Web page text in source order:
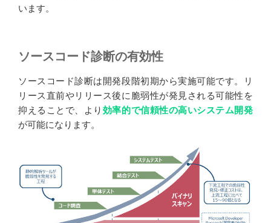
います。
ソースコード診断の有効性
ソースコード診断は開発段階初期から実施可能です。リ
リース直前やリリース後に脆弱性が発見される可能性を
抑えることで、より 効率的で信頼性の高いシステム開発
が可能になります。